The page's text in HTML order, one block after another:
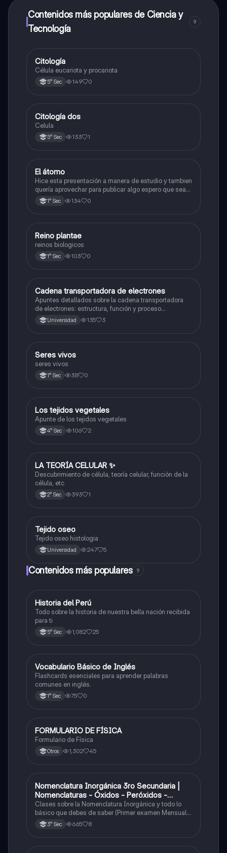
a determinadas funciones.
Contenidos más populares de Ciencia y
Tecnología
9
Ciencia y Tecnología
Citología
Célula eucariota y procariota
5° Sec 149 0
Ciencia y Tecnología
Citología dos
Celula
5° Sec 133 1
Ciencia y Tecnología
El átomo
Hice esta presentación a manera de estudio y tambien
quería aprovechar para publicar algo espero que sea
de su agrado , habla del átomo y lo básico sobre el,
solo eso bye
1° Sec 134 0
RCiencia y Tecnología
Reino plantae
reinos biologicos
1° Sec 103 0
Ciencia y Tecnología
Cadena transportadora de electrones
Apuntes detallados sobre la cadena transportadora
de electrones: estructura, función y proceso
bioquímico en la producción de ATP. Incluye
esquemas y explicaciones sobre los complejos
Universidad 135 3
SCiencia y Tecnología
Seres vivos
seres vivos
1° Sec 38 0
Ciencia y Tecnología
Los tejidos vegetales
Apunte de los tejidos vegetales
4° Sec 106 2
Ciencia y Tecnología
LA TEORÍA CELULAR ✨️
Descubrimiento de célula, teoría celular, función de la
célula, etc
2° Sec 393 1
Ciencia y Tecnología
Tejido oseo
Tejido oseo histologia
Universidad 247 5
Contenidos más populares 9
Ciencias Sociales
Historia del Perú
Todo sobre la historia de nuestra bella nación recibida
para ti
5° Sec 1,082 25
VInglés
Vocabulario Básico de Inglés
Flashcards esenciales para aprender palabras
comunes en inglés.
1° Sec 75 0
Física
FORMULARIO DE FÍSICA
Formulario de Física
Otros 1,302 45
Química
Nomenclatura Inorgánica 3ro Secundaria |
Nomenclaturas - Óxidos - Peróxidos -
Hidróxido o Bases
Clases sobre la Nomenclatura Inorgánica y todo lo
básico que debes de saber (Primer examen Mensual
2025)3° Sec 665 8